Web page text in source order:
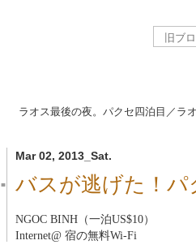
ラオス最後の夜。パクセ四泊目／ラ
Mar 02, 2013_Sat.
■ バスが逃げた！
NGOC BINH（一泊US$10）
Internet@ 宿の無料Wi-Fi